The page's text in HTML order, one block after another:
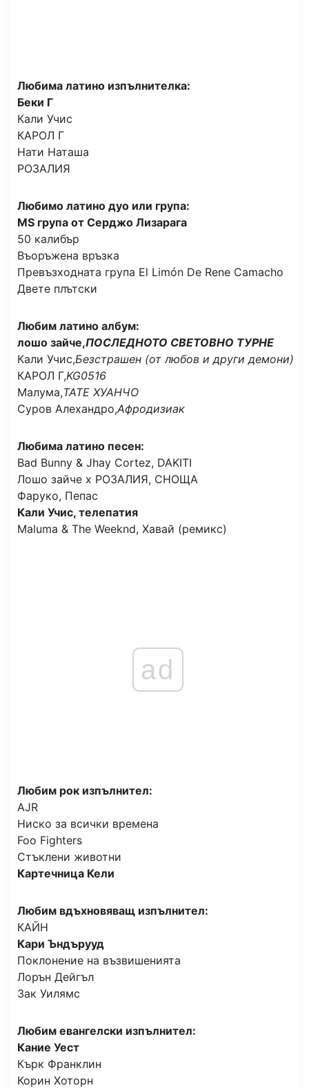
Любима латино изпълнителка:
Беки Г
Кали Учис
КАРОЛ Г
Нати Наташа
РОЗАЛИЯ
Любимо латино дуо или група:
MS група от Серджо Лизарага
50 калибър
Въоръжена връзка
Превъзходната група El Limón De Rene Camacho
Двете плътски
Любим латино албум:
лошо зайче,ПОСЛЕДНОТО СВЕТОВНО ТУРНЕ
Кали Учис,Безстрашен (от любов и други демони)
КАРОЛ Г,KG0516
Малума,ТАТЕ ХУАНЧО
Суров Алехандро,Афродизиак
Любима латино песен:
Bad Bunny & Jhay Cortez, DAKITI
Лошо зайче х РОЗАЛИЯ, СНОЩА
Фаруко, Пепас
Кали Учис, телепатия
Maluma & The Weeknd, Хавай (ремикс)
ad
Любим рок изпълнител:
AJR
Ниско за всички времена
Foo Fighters
Стъклени животни
Картечница Кели
Любим вдъхновяващ изпълнител:
КАЙН
Кари Ъндърууд
Поклонение на възвишенията
Лорън Дейгъл
Зак Уилямс
Любим евангелски изпълнител:
Кание Уест
Кърк Франклин
Корин Хоторн